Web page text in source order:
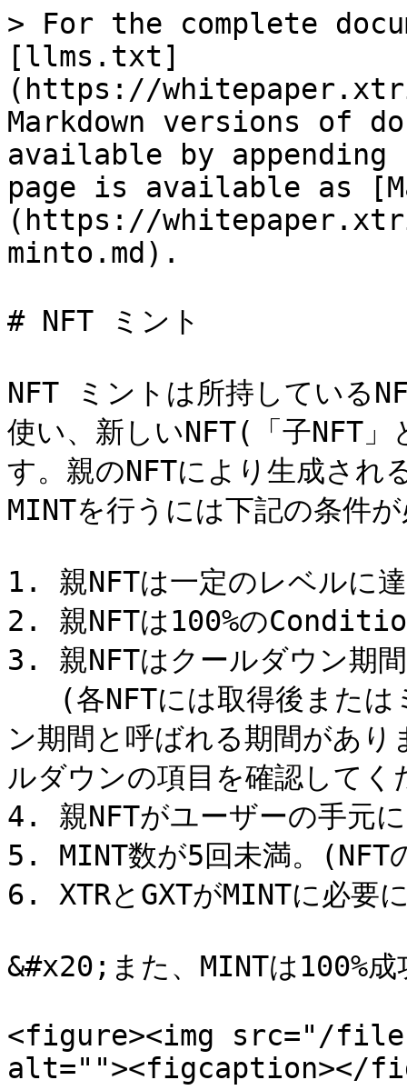
> For the complete
[llms.txt]
(https://
Markdown versions of
available by
page is available as
(https://
minto.md).
# NFT ミント
NFT ミントは所持している
使い、新しいNFT(「子NFT
す。親のNFTにより生成され
MINTを行うには下記の条件
1. 親NFTは一定のレベルに
2. 親NFTは100%の
3. 親NFTはクールダウン期
ン期間と呼ばれる期間があ
ルダウンの項目を確認してく
4. 親NFTがユーザーの手元
5. MINT数が5回未満。(NFT
6. XTRとGXTがMINTに必要
&#x20;また、MINTは100%
<figure><img src="/files/
alt=""><figcaption></